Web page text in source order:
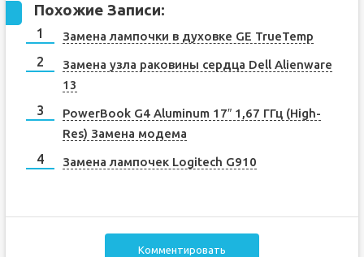
Похожие Записи:
Замена лампочки в духовке GE TrueTemp
Замена узла раковины сердца Dell Alienware
13
PowerBook G4 Aluminum 17″ 1,67 ГГц (High-
Res) Замена модема
Замена лампочек Logitech G910
Комментировать